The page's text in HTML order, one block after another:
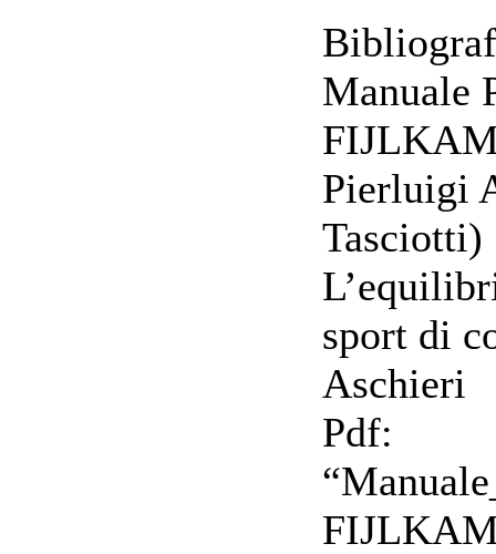
Manuale
Pierluigi
Tasciotti)
sport di
Aschieri
Pdf: